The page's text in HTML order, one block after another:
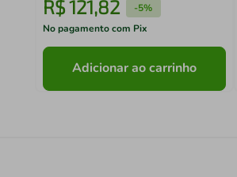
R$121,82 -5%
No pagamento com Pix
Adicionar ao carrinho